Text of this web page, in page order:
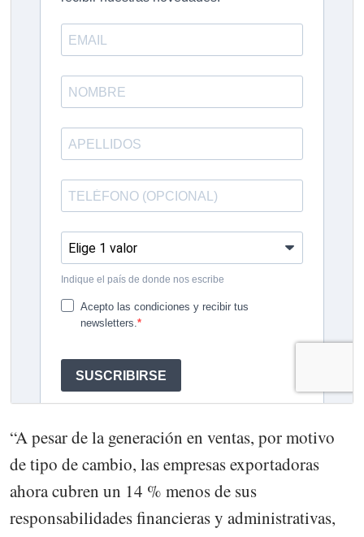
“A pesar de la generación en ventas, por motivo
de tipo de cambio, las empresas exportadoras
ahora cubren un 14 % menos de sus
responsabilidades financieras y administrativas,